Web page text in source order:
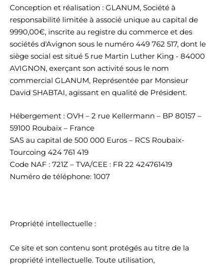
Conception et réalisation : GLANUM, Société à
responsabilité limitée à associé unique au capital de
9990,00€, inscrite au registre du commerce et des
sociétés d'Avignon sous le numéro 449 762 517, dont le
siège social est situé 5 rue Martin Luther King - 84000
AVIGNON, exerçant son activité sous le nom
commercial GLANUM, Représentée par Monsieur
David SHABTAI, agissant en qualité de Président.
Hébergement : OVH – 2 rue Kellermann – BP 80157 –
59100 Roubaix – France
SAS au capital de 500 000 Euros – RCS Roubaix-
Tourcoing 424 761 419
Code NAF : 721Z – TVA/CEE : FR 22 424761419
Numéro de téléphone: 1007
Propriété intellectuelle :
Ce site et son contenu sont protégés au titre de la
propriété intellectuelle. Toute utilisation,